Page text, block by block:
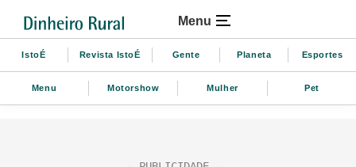
Menu
IstoÉ Revista IstoÉ Gente Planeta Esportes
Menu Motorshow Mulher Pet